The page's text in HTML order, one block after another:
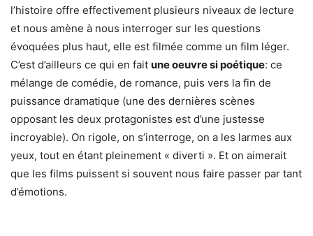
l’histoire offre effectivement plusieurs niveaux de lecture
et nous amène à nous interroger sur les questions
évoquées plus haut, elle est filmée comme un film léger.
C’est d’ailleurs ce qui en fait une oeuvre si poétique: ce
mélange de comédie, de romance, puis vers la fin de
puissance dramatique (une des dernières scènes
opposant les deux protagonistes est d’une justesse
incroyable). On rigole, on s’interroge, on a les larmes aux
yeux, tout en étant pleinement « diverti ». Et on aimerait
que les films puissent si souvent nous faire passer par tant
d’émotions.